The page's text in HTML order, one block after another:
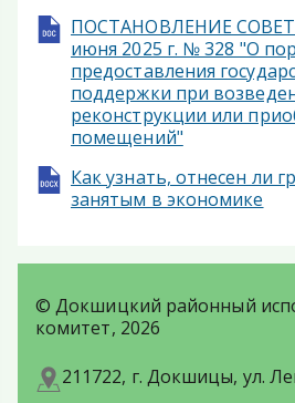
ПОСТАНОВЛЕНИЕ
июня 2025 г. № 328 "О
предоставления
поддержки при
реконструкции или
помещений"
Как узнать, отнесен ли
занятым в экономике
© Докшицкий районный
комитет, 2026
211722, г. Докшицы, ул.